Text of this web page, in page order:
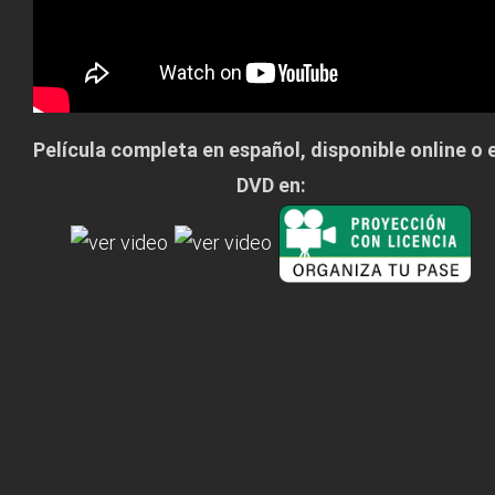
Película completa en español, disponible online o
DVD en: